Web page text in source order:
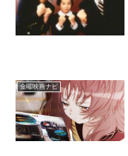
金曜映画ナビ